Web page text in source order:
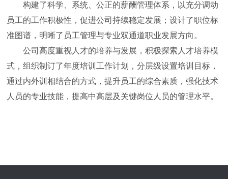
构建了科学、系统、公正的薪酬管理体系，以充分调动
员工的工作积极性，促进公司持续稳定发展；设计了职位标
准图谱，明晰了员工管理与专业双通道职业发展方向。
公司高度重视人才的培养与发展，积极探索人才培养模
式，组织制订了年度培训工作计划，分层级设置培训目标，
通过内外训相结合的方式，提升员工的综合素质，强化技术
人员的专业技能，提高中高层及关键岗位人员的管理水平。